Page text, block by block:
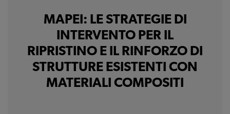
MAPEI: LE STRATEGIE DI
INTERVENTO PER IL
RIPRISTINO E IL RINFORZO DI
STRUTTURE ESISTENTI CON
MATERIALI COMPOSITI